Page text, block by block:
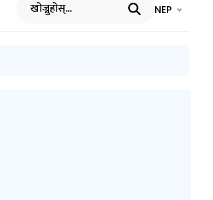
खोज्नुहोस् भाषा चयन
NEP